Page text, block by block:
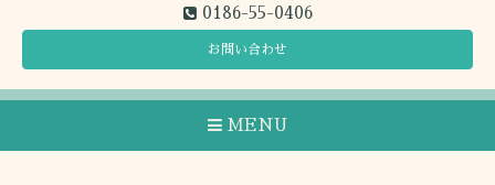
0186-55-0406
お問い合わせ
MENU